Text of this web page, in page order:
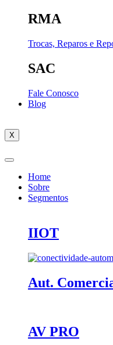
RMA
Trocas, Reparos e
SAC
Fale Conosco
Blog
X
Home
Sobre
Segmentos
IIOT
Aut.
AV PRO